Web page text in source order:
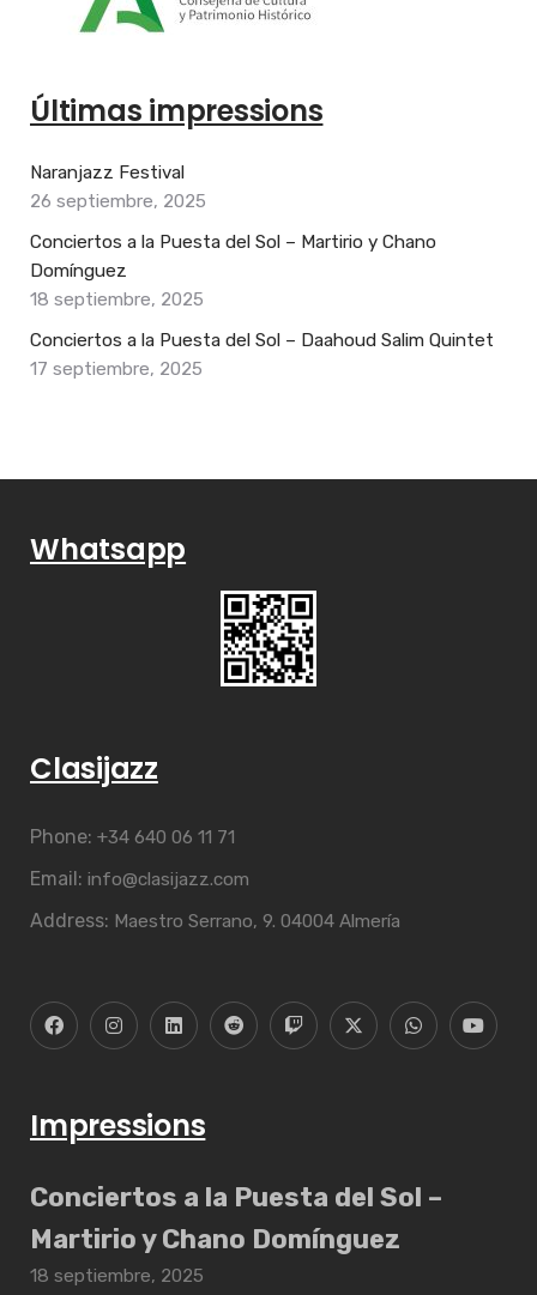
Últimas impressions
Naranjazz Festival
26 septiembre, 2025
Conciertos a la Puesta del Sol – Martirio y Chano
Domínguez
18 septiembre, 2025
Conciertos a la Puesta del Sol – Daahoud Salim Quintet
17 septiembre, 2025
Whatsapp
Clasijazz
Phone: +34 640 06 11 71
Email: info@clasijazz.com
Address: Maestro Serrano, 9. 04004 Almería
Impressions
Conciertos a la Puesta del Sol –
Martirio y Chano Domínguez
18 septiembre, 2025